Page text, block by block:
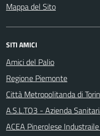
Mappa del Sito
SITI AMICI
Amici del Palio
Regione Piemonte
Città Metropolitanda di
A.S.L.TO3 - Azienda
ACEA Pinerolese